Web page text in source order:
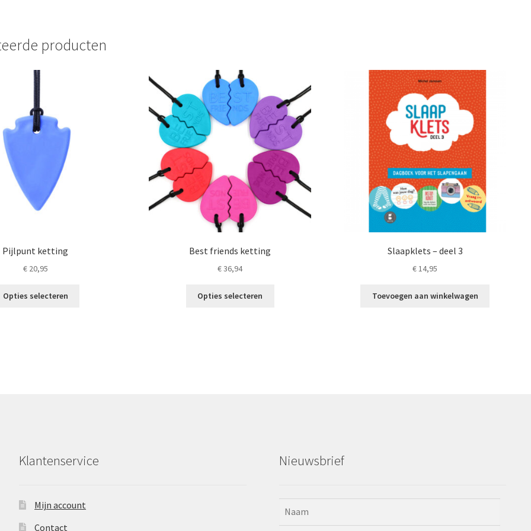
producten
Pijlpunt ketting
€20,95
Opties selecteren
Best friends ketting
€36,94
Opties selecteren
Slaapklets – deel 3
€14,95
Toevoegen aan winkelwagen
Klantenservice
Mijn account
Contact
Nieuwsbrief